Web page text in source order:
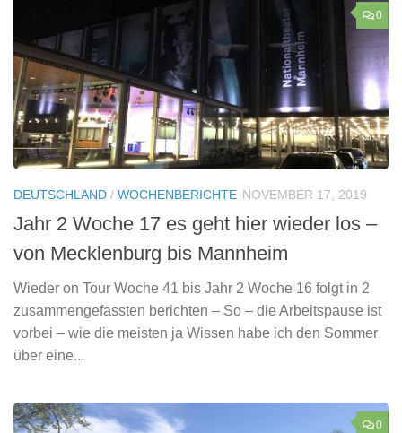
0
DEUTSCHLAND / WOCHENBERICHTE NOVEMBER 17, 2019
Jahr 2 Woche 17 es geht hier wieder los –
von Mecklenburg bis Mannheim
Wieder on Tour Woche 41 bis Jahr 2 Woche 16 folgt in 2
zusammengefassten berichten – So – die Arbeitspause ist
vorbei – wie die meisten ja Wissen habe ich den Sommer
über eine...
0